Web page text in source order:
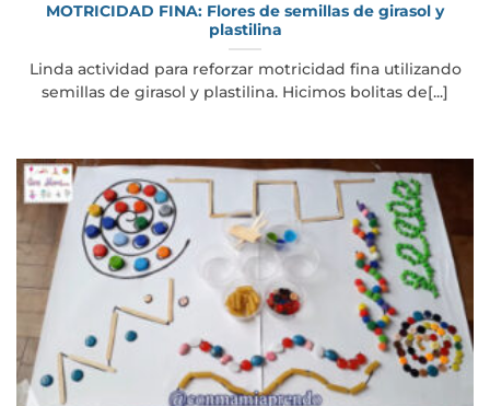
MOTRICIDAD FINA: Flores de semillas de girasol y
plastilina
Linda actividad para reforzar motricidad fina utilizando
semillas de girasol y plastilina. Hicimos bolitas de[...]